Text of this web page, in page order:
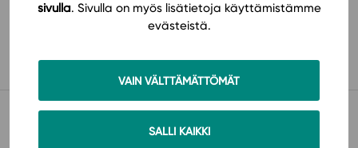
sivulla. Sivulla on myös lisätietoja käyttämistämme
evästeistä.
VAIN VÄLTTÄMÄTTÖMÄT
SALLI KAIKKI
Käyttöönotto
Muista myös tämä